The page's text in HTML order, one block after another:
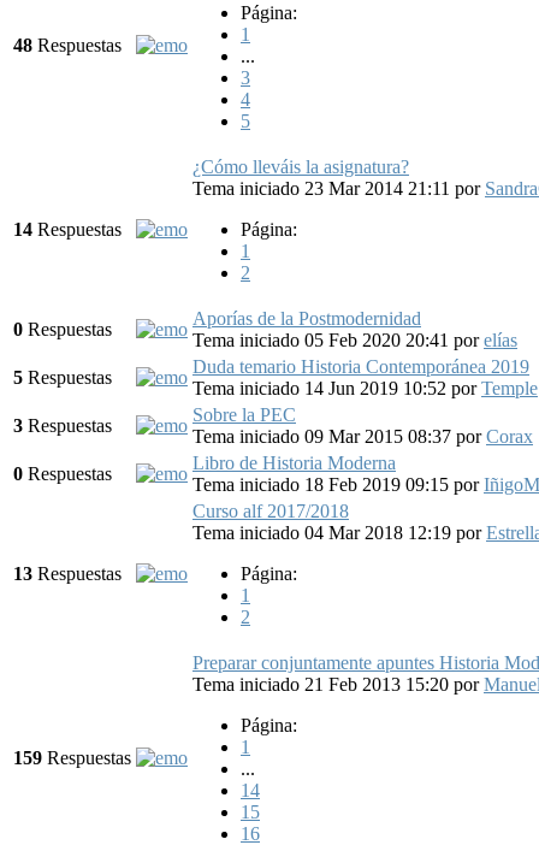
48 Respuestas
Página:
1
...
3
4
5
14 Respuestas
¿Cómo lleváis la asignatura?
Tema iniciado 23 Mar 2014 21:11 por
Página:
1
2
0 Respuestas
Aporías de la Postmodernidad
Tema iniciado 05 Feb 2020 20:41 porelías
5 Respuestas
Duda temario Historia Contemporánea 2019
Tema iniciado 14 Jun 2019 10:52 porTemple
3 Respuestas
Sobre la PEC
Tema iniciado 09 Mar 2015 08:37 porCorax
0 Respuestas
Libro de Historia Moderna
Tema iniciado 18 Feb 2019 09:15 por
13 Respuestas
Curso alf 2017/2018
Tema iniciado 04 Mar 2018 12:19 por
Página:
1
2
159 Respuestas
Preparar conjuntamente apuntes Historia
Tema iniciado 21 Feb 2013 15:20 por
Página:
1
...
14
15
16